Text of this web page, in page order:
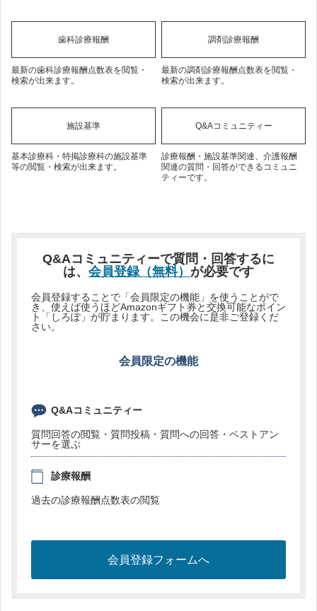
歯科診療報酬
最新の歯科診療報酬点数表を閲覧・
検索が出来ます。
調剤診療報酬
最新の調剤診療報酬点数表を閲覧・
検索が出来ます。
施設基準
基本診療科・特掲診療科の施設基準
等の閲覧・検索が出来ます。
Q&Aコミュニティー
診療報酬・施設基準関連、介護報酬
関連の質問・回答ができるコミュニ
ティーです。
Q&Aコミュニティーで質問・回答するに
は、 会員登録（無料） が必要です
会員登録することで「会員限定の機能」を使うことがで
き、使えば使うほどAmazonギフト券と交換可能なポイン
ト「しろぽ」が貯まります。この機会に是非ご登録くだ
さい。
会員限定の機能
Q&Aコミュニティー
質問回答の閲覧・質問投稿・質問への回答・ベストアン
サーを選ぶ
診療報酬
過去の診療報酬点数表の閲覧
会員登録フォームへ